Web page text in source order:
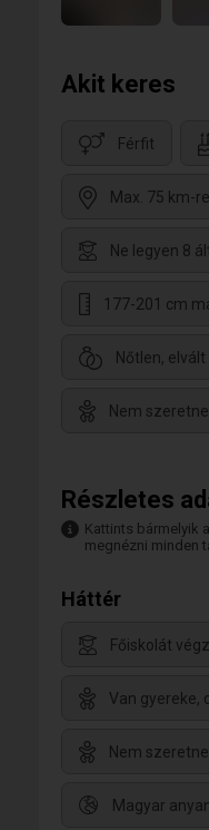
Akit keres
Férfit
Max. 75 km-
Ne legyen 8
177-201 cm
Nőtlen,
Nem
Részletes
Kattints bármelyik
megnézni minden
Háttér
Főiskolát
Van gyereke,
Nem
Magyar